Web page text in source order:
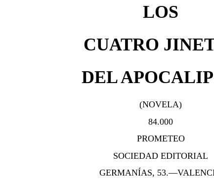
LOS
CUATRO
DEL
(NOVELA)
84.000
PROMETEO
SOCIEDAD EDITORIAL
GERMANÍAS,